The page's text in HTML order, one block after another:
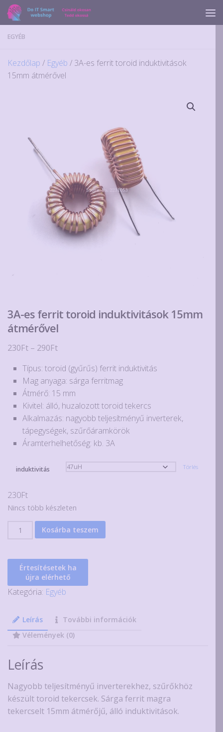
Skip to content
EGYÉB
Kezdőlap / Egyéb / 3A-es ferrit toroid induktivitások
15mm átmérővel
3A-es ferrit toroid induktivitások 15mm
átmérővel
230Ft – 290FtÁrtartomány:
-
290Ft
Típus: toroid (gyűrűs) ferrit induktivitás
Mag anyaga: sárga ferritmag
Átmérő: 15 mm
Kivitel: álló, huzalozott toroid tekercs
Alkalmazás: nagyobb teljesítményű inverterek,
tápegységek, szűrőáramkörök
Áramterhelhetőség: kb. 3A
induktivitás Törlés
230Ft
Nincs több készleten
toroid
induktivitások
15mm
mennyiség
Kosárba teszem
Értesítésetek ha
újra elérhető
Kategória: Egyéb
Leírás
További információk
Vélemények (0)
Leírás
Nagyobb teljesítményű inverterekhez, szűrőkhöz
készült toroid tekercsek. Sárga ferrit magra
tekercselt 15mm átmérőjű, álló induktivitások.